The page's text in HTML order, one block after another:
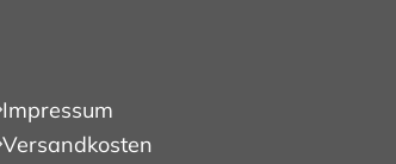
Impressum
Versandkosten